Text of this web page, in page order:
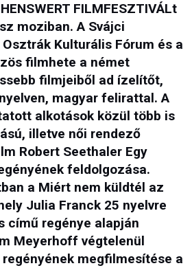
FILMFESZTIVÁLt
moziban. A Svájci
Kulturális Fórum és a
filmhete a német
filmjeiből ad ízelítőt,
magyar felirattal. A
alkotások közül több is
illetve női rendező
Robert Seethaler Egy
feldolgozása.
a Miért nem küldtél az
Julia Franck 25 nyelvre
című regénye alapján
Meyerhoff végtelenül
megfilmesítése a